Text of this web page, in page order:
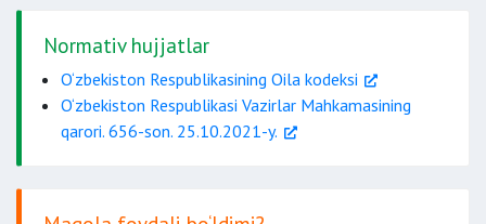
Normativ hujjatlar
O‘zbekiston Respublikasining Oila kodeksi
O‘zbekiston Respublikasi Vazirlar Mahkamasining
qarori. 656-son. 25.10.2021-y.